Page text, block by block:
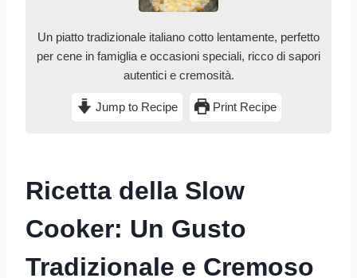
Un piatto tradizionale italiano cotto lentamente, perfetto
per cene in famiglia e occasioni speciali, ricco di sapori
autentici e cremosità.
Jump to Recipe Print Recipe
Ricetta della Slow
Cooker: Un Gusto
Tradizionale e Cremoso